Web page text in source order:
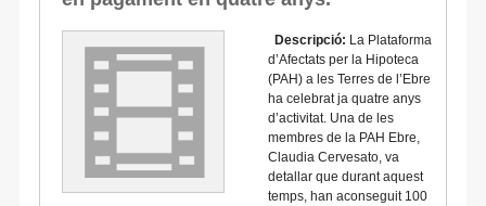
Descripció: La Plataforma
d’Afectats per la Hipoteca
(PAH) a les Terres de l’Ebre
ha celebrat ja quatre anys
d’activitat. Una de les
membres de la PAH Ebre,
Claudia Cervesato, va
detallar que durant aquest
temps, han aconseguit 100